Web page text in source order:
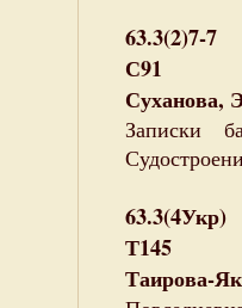
63.3(2)7-7
С91
Суханова,
Записки
63.3(4Укр)
Т145
Таирова-